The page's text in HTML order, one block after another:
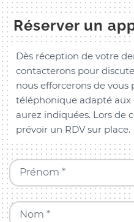
Réserver un
Dès réception de votre
contacterons pour
nous efforcerons de vous
téléphonique adapté
aurez indiquées. Lors de
prévoir un RDV sur place.
Prénom *
Nom *